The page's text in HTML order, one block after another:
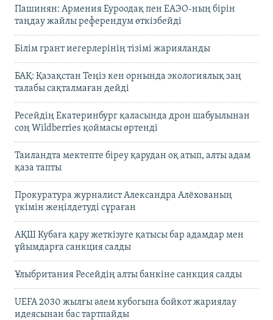
Пашинян: Армения Еуроодақ пен ЕАЭО-ның бірін
таңдау жайлы референдум өткізбейді
Білім грант иегерлерінің тізімі жарияланды
БАҚ: Қазақстан Теңіз кен орнында экологиялық заң
талабы сақталмаған дейді
Ресейдің Екатеринбург қаласында дрон шабуылынан
соң Wildberries қоймасы өртенді
Таиландта мектепте біреу қарудан оқ атып, алты адам
қаза тапты
Прокуратура журналист Александра Алёхованың
үкімін жеңілдетуді сұраған
АҚШ Кубаға қару жеткізуге қатысы бар адамдар мен
ұйымдарға санкция салды
Ұлыбритания Ресейдің алты банкіне санкция салды
UEFA 2030 жылғы әлем кубогына бойкот жариялау
идеясынан бас тартпайды